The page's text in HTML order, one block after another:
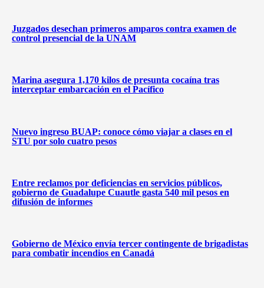
Juzgados desechan primeros amparos contra examen de
control presencial de la UNAM
Marina asegura 1,170 kilos de presunta cocaína tras
interceptar embarcación en el Pacífico
Nuevo ingreso BUAP: conoce cómo viajar a clases en el
STU por solo cuatro pesos
Entre reclamos por deficiencias en servicios públicos,
gobierno de Guadalupe Cuautle gasta 540 mil pesos en
difusión de informes
Gobierno de México envía tercer contingente de brigadistas
para combatir incendios en Canadá